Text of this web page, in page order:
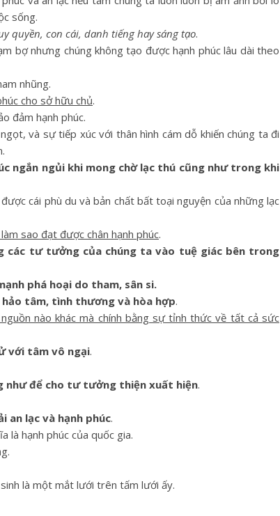
sống.
quyền, con cái, danh tiếng hay sáng tạo.
bợ nhưng chúng không tạo được hạnh phúc lâu dài theo
nhũng.
cho sở hữu chủ.
đảm hạnh phúc.
và sự tiếp xúc với thân hình cám dỗ khiến chúng ta đi
ngắn ngủi khi mong chờ lạc thú cũng như trong khi
cái phù du và bản chất bất toại nguyện của những lạc
sao đạt được chân hạnh phúc.
các tư tưởng của chúng ta vào tuệ giác bên trong
phá hoại do tham, sân si.
tâm, tình thương và hòa hợp.
nào khác mà chính bằng sự tỉnh thức về tất cả sức
với tâm vô ngại.
như để cho tư tưởng thiện xuất hiện.
an lạc và hạnh phúc.
là hạnh phúc của quốc gia.
là một mắt lưới trên tấm lưới ấy.